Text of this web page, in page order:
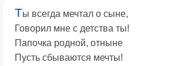
Ты всегда мечтал о сыне,
Говорил мне с детства ты!
Папочка родной, отныне
Пусть сбываются мечты!